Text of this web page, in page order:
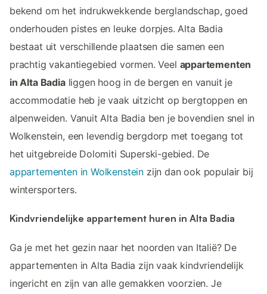
bekend om het indrukwekkende berglandschap, goed
onderhouden pistes en leuke dorpjes. Alta Badia
bestaat uit verschillende plaatsen die samen een
prachtig vakantiegebied vormen. Veel appartementen
in Alta Badialiggen hoog in de bergen en vanuit je
accommodatie heb je vaak uitzicht op bergtoppen en
alpenweiden. Vanuit Alta Badia ben je bovendien snel in
Wolkenstein, een levendig bergdorp met toegang tot
het uitgebreide Dolomiti Superski-gebied. De
appartementen in Wolkenstein zijn dan ook populair bij
wintersporters.
Kindvriendelijke appartement huren in Alta Badia
Ga je met het gezin naar het noorden van Italië? De
appartementen in Alta Badia zijn vaak kindvriendelijk
ingericht en zijn van alle gemakken voorzien. Je